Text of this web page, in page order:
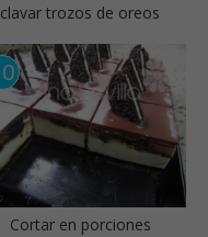
clavar trozos de oreos
Cortar en porciones